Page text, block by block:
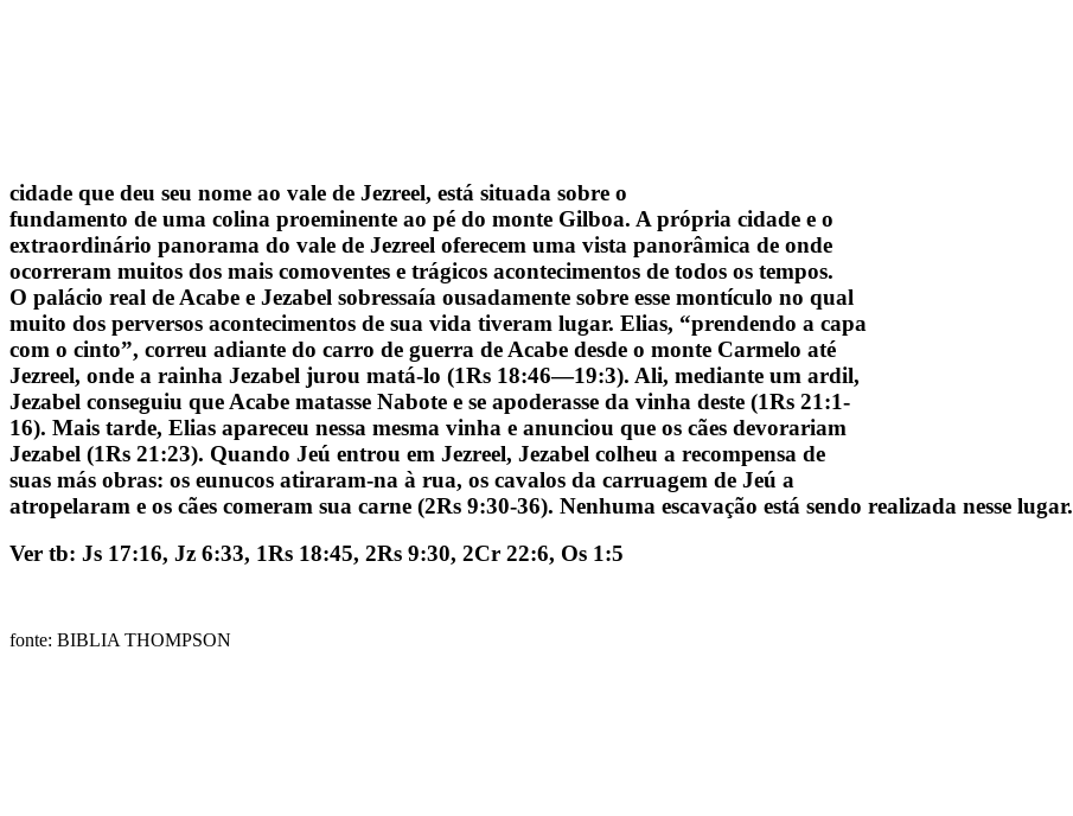
cidade que deu seu nome ao vale de Jezreel, está situada sobre o
fundamento de uma colina proeminente ao pé do monte Gilboa. A própria cidade e o
extraordinário panorama do vale de Jezreel oferecem uma vista panorâmica de onde
ocorreram muitos dos mais comoventes e trágicos acontecimentos de todos os tempos.
O palácio real de Acabe e Jezabel sobressaía ousadamente sobre esse montículo no qual
muito dos perversos acontecimentos de sua vida tiveram lugar. Elias, “prendendo a capa
com o cinto”, correu adiante do carro de guerra de Acabe desde o monte Carmelo até
Jezreel, onde a rainha Jezabel jurou matá-lo (1Rs 18:46—19:3). Ali, mediante um ardil,
Jezabel conseguiu que Acabe matasse Nabote e se apoderasse da vinha deste (1Rs 21:1-
16). Mais tarde, Elias apareceu nessa mesma vinha e anunciou que os cães devorariam
Jezabel (1Rs 21:23). Quando Jeú entrou em Jezreel, Jezabel colheu a recompensa de
suas más obras: os eunucos atiraram-na à rua, os cavalos da carruagem de Jeú a
atropelaram e os cães comeram sua carne (2Rs 9:30-36). Nenhuma escavação está sendo realizada nesse lugar.
Ver tb: Js 17:16, Jz 6:33, 1Rs 18:45, 2Rs 9:30, 2Cr 22:6, Os 1:5
fonte: BIBLIA THOMPSON